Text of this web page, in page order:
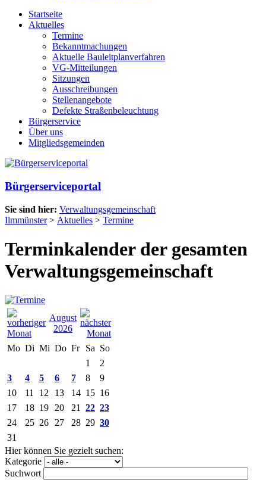
Startseite
Aktuelles
Termine
Bekanntmachungen
Aktuelle Bauleitplanverfahren
VG-Mitteilungen
Sitzungen
Ausschreibungen
Stellenangebote
Defekte Straßenbeleuchtung
Bürgerservice
Über uns
Mitgliedsgemeinden
Bürgerserviceportal
Sie sind hier: Verwaltungsgemeinschaft
Ilmmünster> Aktuelles > Termine
Terminkalender der gesamten
Verwaltungsgemeinschaft
August
2026
Mo Di Mi Do Fr Sa So
1
2
3
4 5 6 7 8
9
10
11 12 13 14 15 16
17
18 19 20 21 22 23
24
25 26 27 28 29 30
31
Hier können Sie gezielt suchen:
Kategorie
Suchwort